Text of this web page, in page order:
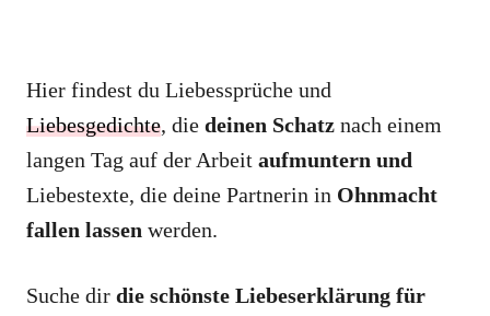
Hier findest du Liebessprüche und
Liebesgedichte, die deinen Schatz nach einem
langen Tag auf der Arbeit aufmuntern und
Liebestexte, die deine Partnerin in Ohnmacht
fallen lassen werden.
Suche dir die schönste Liebeserklärung für